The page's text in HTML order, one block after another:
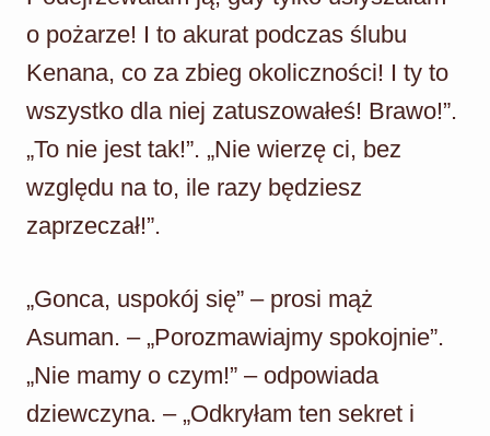
o pożarze! I to akurat podczas ślubu
Kenana, co za zbieg okoliczności! I ty to
wszystko dla niej zatuszowałeś! Brawo!”.
„To nie jest tak!”. „Nie wierzę ci, bez
względu na to, ile razy będziesz
zaprzeczał!”.
„Gonca, uspokój się” – prosi mąż
Asuman. – „Porozmawiajmy spokojnie”.
„Nie mamy o czym!” – odpowiada
dziewczyna. – „Odkryłam ten sekret i